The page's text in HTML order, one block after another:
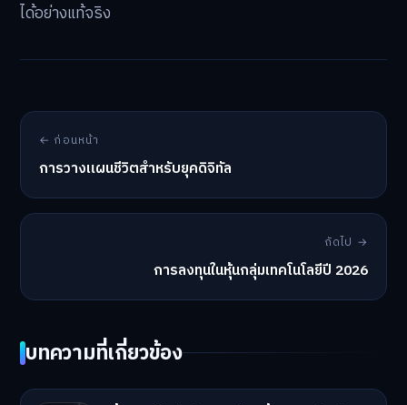
ได้อย่างแท้จริง
← ก่อนหน้า
การวางแผนชีวิตสำหรับยุคดิจิทัล
ถัดไป →
การลงทุนในหุ้นกลุ่มเทคโนโลยีปี 2026
บทความที่เกี่ยวข้อง